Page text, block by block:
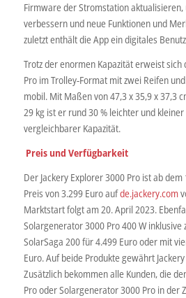
Firmware der Stromstation aktualisieren,
verbessern und neue Funktionen und
zuletzt enthält die App ein digitales
Trotz der enormen Kapazität erweist sich
Pro im Trolley-Format mit zwei Reifen
mobil. Mit Maßen von 47,3 x 35,9 x 37,3
29 kg ist er rund 30 % leichter und
vergleichbarer Kapazität.
Preis und Verfügbarkeit
Der Jackery Explorer 3000 Pro ist ab
Preis von 3.299 Euro aufde.jackery.com
Marktstart folgt am 20. April 2023.
Solargenerator 3000 Pro 400 W inklusive
SolarSaga 200 für 4.499 Euro oder mit
Euro. Auf beide Produkte gewährt
Zusätzlich bekommen alle Kunden, die
Pro oder Solargenerator 3000 Pro in der